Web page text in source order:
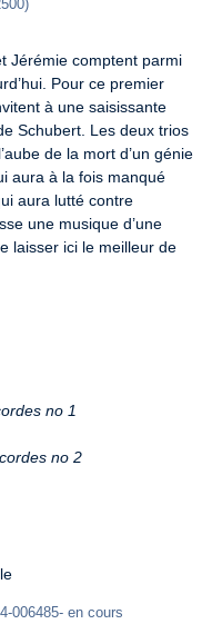
)
Jérémie comptent parmi
Pour ce premier
à une saisissante
Schubert. Les deux trios
de la mort d’un génie
aura à la fois manqué
aura lutté contre
une musique d’une
laisser ici le meilleur de
no 1
no 2
006485- en cours